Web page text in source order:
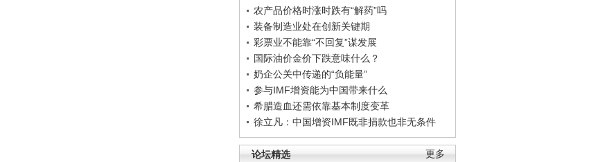
农产品价格时涨时跌有“解药”吗
装备制造业处在创新关键期
彩票业不能靠“不回复”谋发展
国际油价金价下跌意味什么？
奶企公关中传递的“负能量”
参与IMF增资能为中国带来什么
希腊造血还需依靠基本制度变革
徐立凡：中国增资IMF既非捐款也非无条件
更多
论坛精选